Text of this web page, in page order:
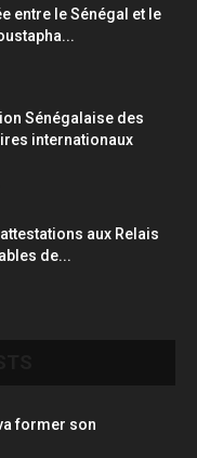
entre le Sénégal et le
Sénégalaise des
internationaux
aux Relais
de...
former son